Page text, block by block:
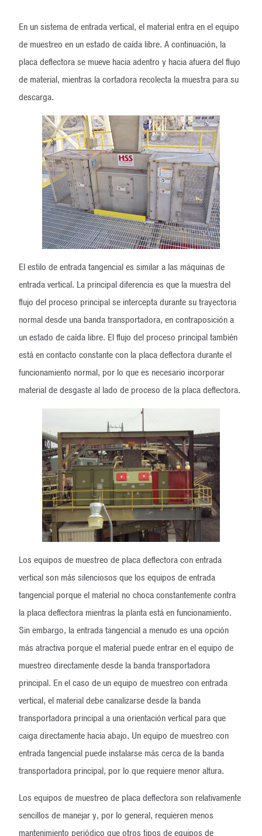
En un sistema de entrada vertical, el material entra en el equipo
de muestreo en un estado de caída libre. A continuación, la
placa deflectora se mueve hacia adentro y hacia afuera del flujo
de material, mientras la cortadora recolecta la muestra para su
descarga.
El estilo de entrada tangencial es similar a las máquinas de
entrada vertical. La principal diferencia es que la muestra del
flujo del proceso principal se intercepta durante su trayectoria
normal desde una banda transportadora, en contraposición a
un estado de caída libre. El flujo del proceso principal también
está en contacto constante con la placa deflectora durante el
funcionamiento normal, por lo que es necesario incorporar
material de desgaste al lado de proceso de la placa deflectora.
Los equipos de muestreo de placa deflectora con entrada
vertical son más silenciosos que los equipos de entrada
tangencial porque el material no choca constantemente contra
la placa deflectora mientras la planta está en funcionamiento.
Sin embargo, la entrada tangencial a menudo es una opción
más atractiva porque el material puede entrar en el equipo de
muestreo directamente desde la banda transportadora
principal. En el caso de un equipo de muestreo con entrada
vertical, el material debe canalizarse desde la banda
transportadora principal a una orientación vertical para que
caiga directamente hacia abajo. Un equipo de muestreo con
entrada tangencial puede instalarse más cerca de la banda
transportadora principal, por lo que requiere menor altura.
Los equipos de muestreo de placa deflectora son relativamente
sencillos de manejar y, por lo general, requieren menos
mantenimiento periódico que otros tipos de equipos de